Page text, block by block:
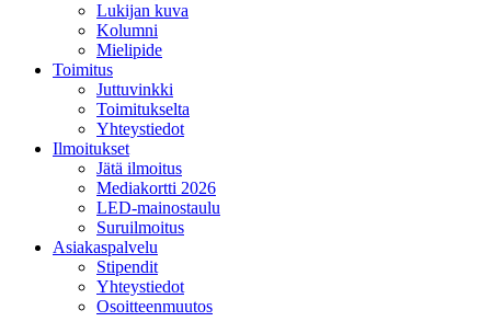
Lukijan kuva
Kolumni
Mielipide
Toimitus
Juttuvinkki
Toimitukselta
Yhteystiedot
Ilmoitukset
Jätä ilmoitus
Mediakortti 2026
LED-mainostaulu
Suruilmoitus
Asiakaspalvelu
Stipendit
Yhteystiedot
Osoitteenmuutos